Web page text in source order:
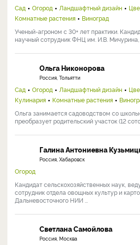
Сад Огород Ландшафтный дизайн
Комнатные растения
Виноград
Ученый-агроном с 30+ лет практики.
научный сотрудник ФНЦ им. И.В. Мичурина, ...
Ольга Никонорова
Россия, Тольятти
Сад Огород Ландшафтный дизайн
Кулинария
Комнатные растения
Ольга занимается садоводством со
преобразует родительский участок (12
Галина Антониевна
Россия, Хабаровск
Огород
Кандидат сельскохозяйственных наук,
сотрудник отдела овощных культур и
Дальневосточного НИИ ...
Светлана Самойлова
Россия, Москва